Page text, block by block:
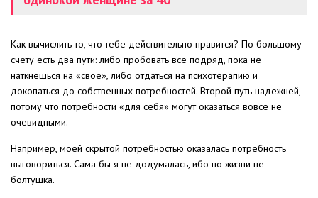
Как вычислить то, что тебе действительно нравится? По большому
счету есть два пути: либо пробовать все подряд, пока не
наткнешься на «свое», либо отдаться на психотерапию и
докопаться до собственных потребностей. Второй путь надежней,
потому что потребности «для себя» могут оказаться вовсе не
очевидными.
Например, моей скрытой потребностью оказалась потребность
выговориться. Сама бы я не додумалась, ибо по жизни не
болтушка.